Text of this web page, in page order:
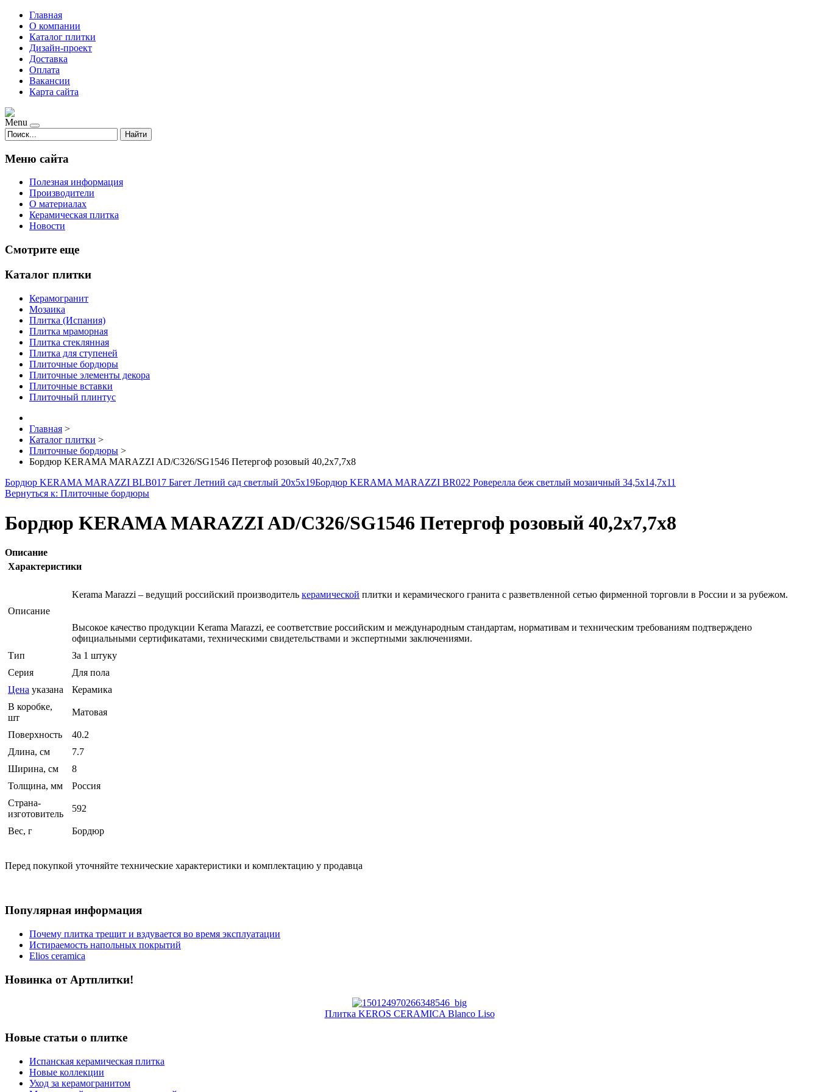
Главная
О компании
Каталог плитки
Дизайн-проект
Доставка
Оплата
Вакансии
Карта сайта
Menu
Найти
Меню сайта
Полезная информация
Производители
О материалах
Керамическая плитка
Новости
Смотрите еще
Каталог плитки
Керамогранит
Мозаика
Плитка (Испания)
Плитка мраморная
Плитка стеклянная
Плитка для ступеней
Плиточные бордюры
Плиточные элементы декора
Плиточные вставки
Плиточный плинтус
Главная >
Каталог плитки >
Плиточные бордюры >
Бордюр KERAMA MARAZZI AD/C326/SG1546 Петергоф розовый 40,2х7,7х8
Бордюр KERAMA MARAZZI BLB017 Багет Летний сад светлый 20х5х19Бордюр KERAMA MARAZZI BR022 Роверелла беж светлый мозаичный 34,5х14,7х11
Вернуться к: Плиточные бордюры
Бордюр KERAMA MARAZZI AD/C326/SG1546 Петергоф розовый 40,2х7,7х8
Описание
Характеристики
Описание
Kerama Marazzi – ведущий российский производитель керамической плитки и керамического гранита с разветвленной сетью фирменной торговли в России и за рубежом.
Высокое качество продукции Kerama Marazzi, ее соответствие российским и международным стандартам, нормативам и техническим требованиям подтверждено
официальными сертификатами, техническими свидетельствами и экспертными заключениями.
Тип
За 1 штуку
Серия
Для пола
Цена указана
Керамика
В коробке,
шт
Матовая
Поверхность
40.2
Длина, см
7.7
Ширина, см
8
Толщина, мм
Россия
Страна-
изготовитель
592
Вес, г Бордюр
Перед покупкой уточняйте технические характеристики и комплектацию у продавца
Популярная информация
Почему плитка трещит и вздувается во время эксплуатации
Истираемость напольных покрытий
Elios ceramica
Новинка от Артплитки!
Плитка KEROS CERAMICA Blanco Liso
Новые статьи о плитке
Испанская керамическая плитка
Новые коллекции
Уход за керамогранитом